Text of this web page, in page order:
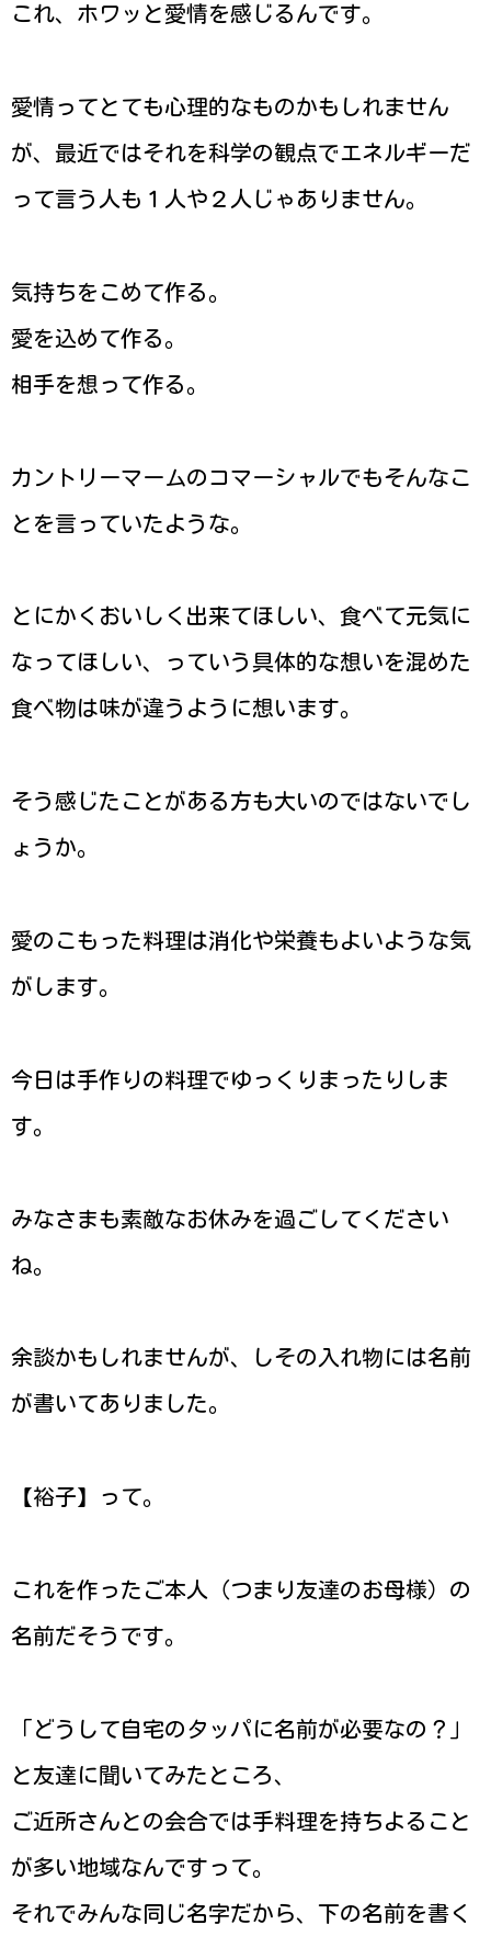
これ、ホワッと愛情を感じるんです。
愛情ってとても心理的なものかもしれません
が、最近ではそれを科学の観点でエネルギーだ
って言う人も１人や２人じゃありません。
気持ちをこめて作る。
愛を込めて作る。
相手を想って作る。
カントリーマームのコマーシャルでもそんなこ
とを言っていたような。
とにかくおいしく出来てほしい、食べて元気に
なってほしい、っていう具体的な想いを混めた
食べ物は味が違うように想います。
そう感じたことがある方も大いのではないでし
ょうか。
愛のこもった料理は消化や栄養もよいような気
がします。
今日は手作りの料理でゆっくりまったりしま
す。
みなさまも素敵なお休みを過ごしてください
ね。
余談かもしれませんが、しその入れ物には名前
が書いてありました。
【裕子】って。
これを作ったご本人（つまり友達のお母様）の
名前だそうです。
「どうして自宅のタッパに名前が必要なの？」
と友達に聞いてみたところ、
ご近所さんとの会合では手料理を持ちよること
が多い地域なんですって。
それでみんな同じ名字だから、下の名前を書く